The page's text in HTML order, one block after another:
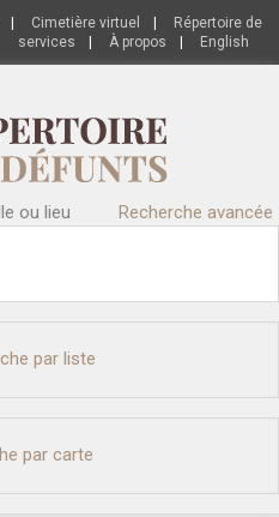
Cimetière virtuel
Répertoire de
services
À propos English
ou lieu Recherche avancée
par liste
par carte